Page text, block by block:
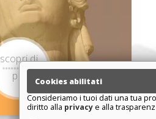
scopri di
più
Cookies abilitati
Consideriamo i tuoi dati una tua
diritto alla privacy e alla